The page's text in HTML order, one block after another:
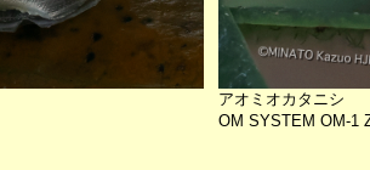
アオミオカタニシ
OM SYSTEM OM-1